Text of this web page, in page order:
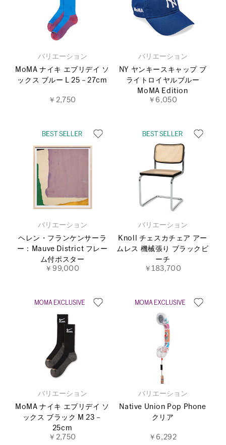
バリエーション
MoMA ナイキ エブリデイ ソ
ックス ブルー L 25－27cm
￥2,750
バリエーション
NY ヤンキースキャップ ブ
ライトロイヤルブルー
MoMA Edition
￥6,050
バリエーション
ヘレン・フランケンサーラ
ー：Mauve District フレー
ム付ポスター
￥99,000
バリエーション
Knoll チェスカチェア アー
ムレス 機械張り ブラックビ
ーチ
￥183,700
バリエーション
MoMA ナイキ エブリデイ ソ
ックス ブラック M 23－
25cm
￥2,750
バリエーション
Native Union Pop Phone
クリア
￥6,292